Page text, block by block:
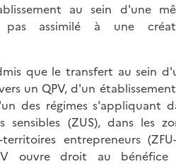
au sein d'une
pas assimilé à une
que le transfert au sein
un QPV, d'un
des régimes s'appliquant
sensibles (ZUS), dans les
entrepreneurs (ZFU-
ouvre droit au bénéfice